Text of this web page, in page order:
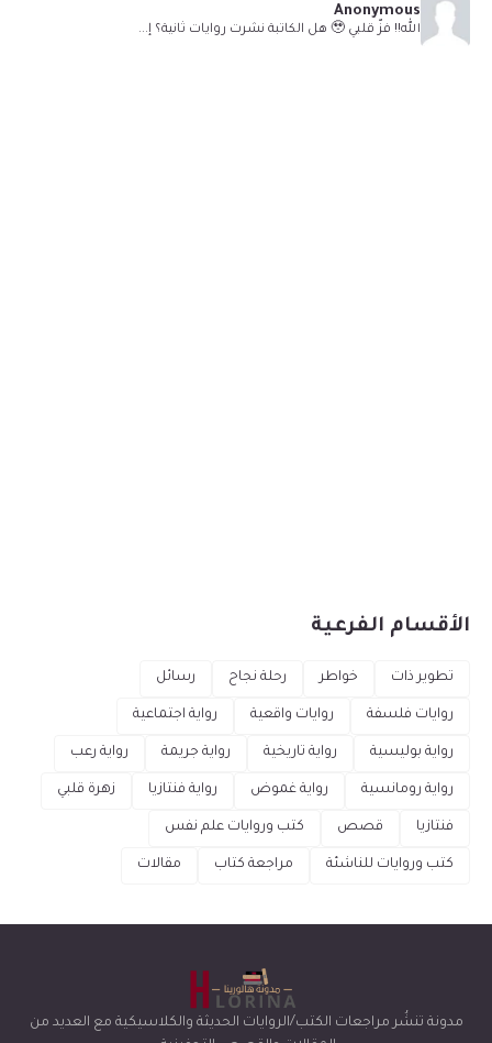
Anonymous
الله!! فزّ قلبي 🥹 هل الكاتبة نشرت روايات ثانية؟ إ...
الأقسام الفرعية
تطوير ذات خواطر رحلة نجاح رسائل
روايات فلسفة روايات واقعية رواية اجتماعية
رواية بوليسية رواية تاريخية رواية جريمة رواية رعب
رواية رومانسية رواية غموض رواية فنتازيا زهرة قلبي
فنتازيا قصص كتب وروايات علم نفس
كتب وروايات للناشئة مراجعة كتاب مقالات
مدونة تنشُر مراجعات الكتب/الروايات الحديثة والكلاسيكية مع العديد من